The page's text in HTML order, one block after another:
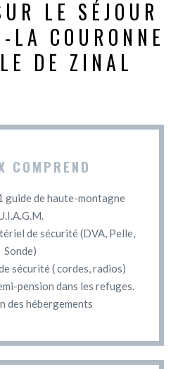
LE SÉJOUR
COURONNE
DE ZINAL
COMPREND
guide de haute-montagne
de sécurité (DVA, Pelle,
Sonde)
sécurité ( cordes, radios)
pension dans les refuges.
des hébergements